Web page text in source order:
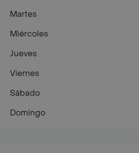
Martes
Miércoles
Jueves
Viernes
Sábado
Domingo